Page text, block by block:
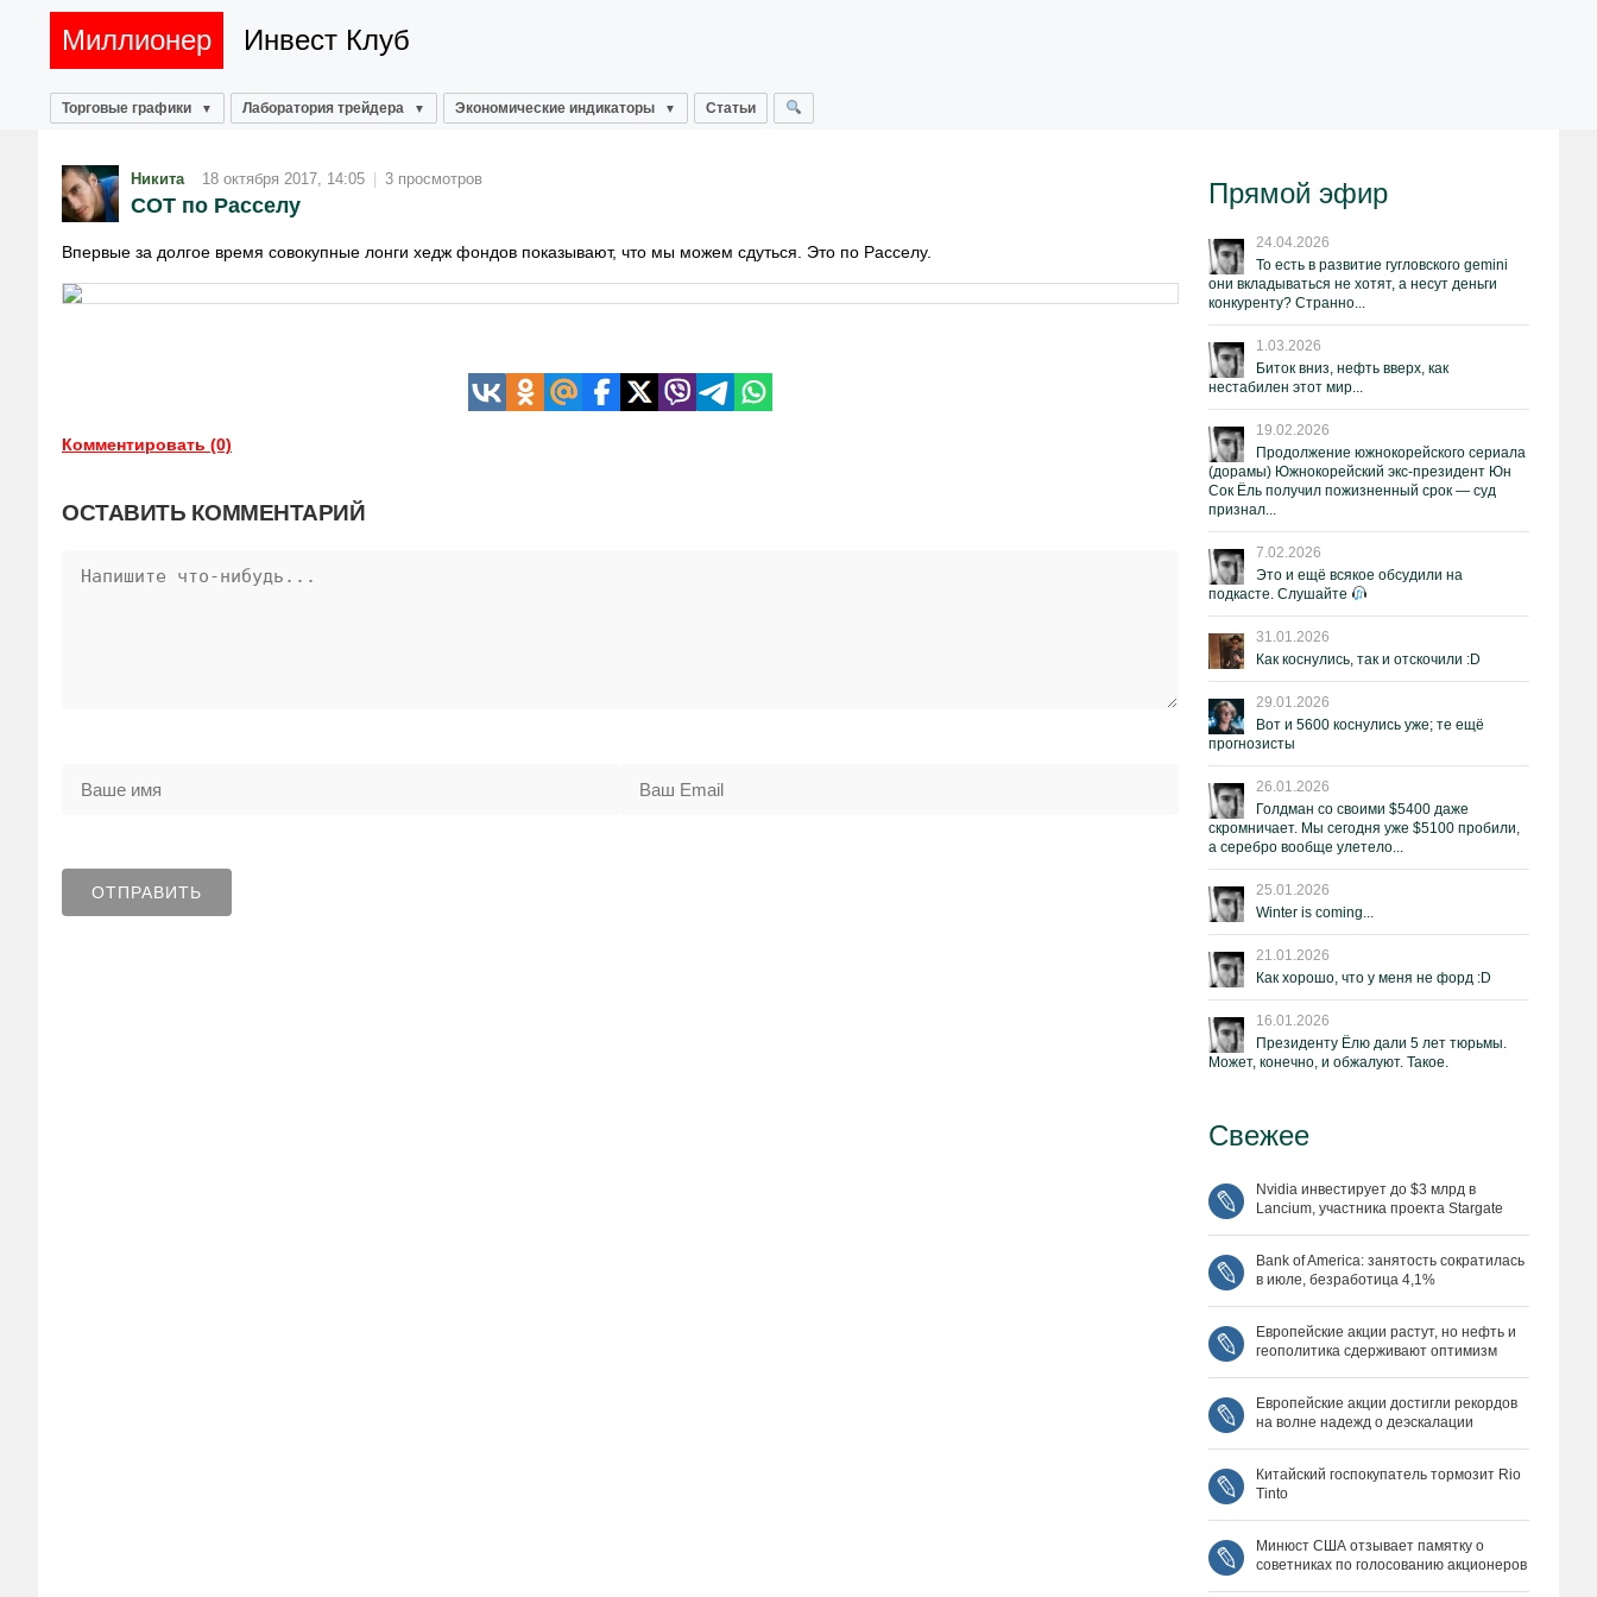
Миллионер Инвест Клуб
Торговые графики Лаборатория трейдера Экономические индикаторы Статьи
Никита 18 октября 2017, 14:05 | 3 просмотров
СОТ по Расселу
Впервые за долгое время совокупные лонги хедж фондов показывают, что мы можем сдуться. Это по Расселу.
Комментировать (0)
ОСТАВИТЬ КОММЕНТАРИЙ
Прямой эфир
24.04.2026
То есть в развитие гугловского gemini
они вкладываться не хотят, а несут деньги
конкуренту? Странно...
1.03.2026
Биток вниз, нефть вверх, как
нестабилен этот мир...
19.02.2026
Продолжение южнокорейского сериала
(дорамы) Южнокорейский экс-президент Юн
Сок Ёль получил пожизненный срок — суд
признал...
7.02.2026
Это и ещё всякое обсудили на
подкасте. Слушайте
31.01.2026
Как коснулись, так и отскочили :D
29.01.2026
Вот и 5600 коснулись уже; те ещё
прогнозисты
26.01.2026
Голдман со своими $5400 даже
скромничает. Мы сегодня уже $5100 пробили,
а серебро вообще улетело...
25.01.2026
Winter is coming...
21.01.2026
Как хорошо, что у меня не форд :D
16.01.2026
Президенту Ёлю дали 5 лет тюрьмы.
Может, конечно, и обжалуют. Такое.
Свежее
Nvidia инвестирует до $3 млрд в
Lancium, участника проекта Stargate
Bank of America: занятость сократилась
в июле, безработица 4,1%
Европейские акции растут, но нефть и
геополитика сдерживают оптимизм
Европейские акции достигли рекордов
на волне надежд о деэскалации
Китайский госпокупатель тормозит Rio
Tinto
Минюст США отзывает памятку о
советниках по голосованию акционеров